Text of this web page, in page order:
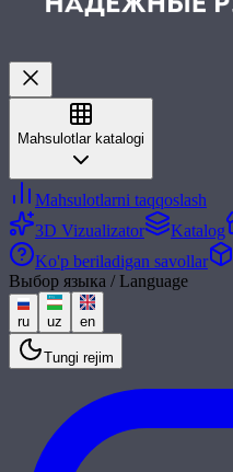
Mahsulotlar katalogi
Mahsulotlarni taqqoslash
3D Vizualizator
Katalog
Ko'p beriladigan savollar
Выбор языка / Language
ru uz en
Tungi rejim